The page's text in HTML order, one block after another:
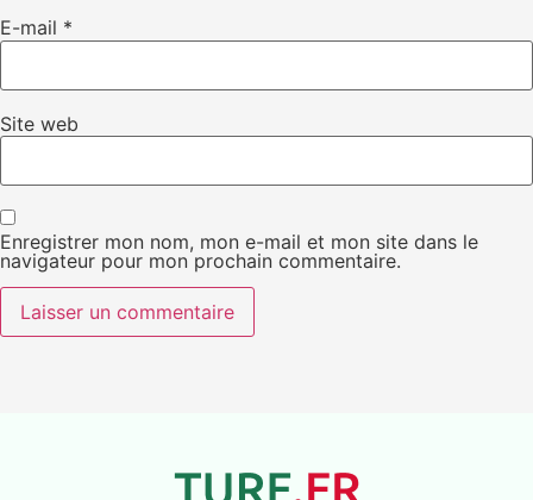
E-mail *
Site web
Enregistrer mon nom, mon e-mail et mon site dans le
navigateur pour mon prochain commentaire.